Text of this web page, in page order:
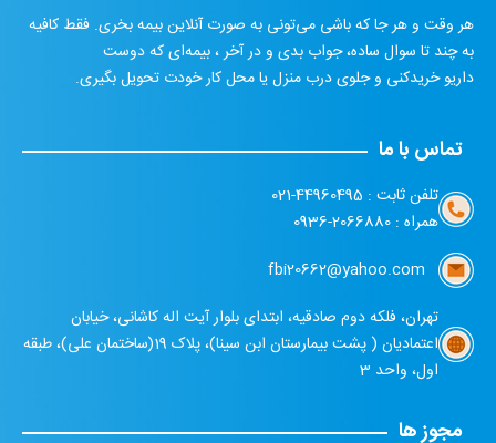
هر وقت و هر جا که باشی می‌تونی به صورت آنلاین بیمه بخری. فقط کافیه
به چند تا سوال ساده، جواب بدی و در آخر ، بیمه‌ای که دوست
داریو خریدکنی و جلوی درب منزل یا محل کار خودت تحویل بگیری.
تماس با ما
تلفن ثابت : 44960495-021
همراه : 2066880-0936
تهران، فلکه دوم صادقیه، ابتدای بلوار آیت اله کاشانی، خیابان
اعتمادیان ( پشت بیمارستان ابن سینا)، پلاک 19(ساختمان علی)، طبقه
اول، واحد 3
مجوز ها